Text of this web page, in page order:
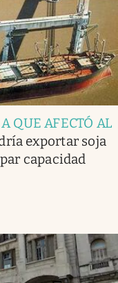
QUE AFECTÓ AL
exportar soja
capacidad